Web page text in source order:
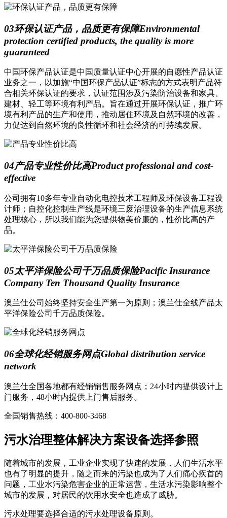
03环保认证产品，品质更有保障Environmental
protection certified products, the quality is more
guaranteed
中国环保产品认证是中国质量认证中心开展的自愿性产品认证
业务之一，以加施“中国环保产品认证”标志的方式表明产品符
合相关环保认证的要求，认证范围涉及污染防治设备和家具、
建材、轻工等环境有利产品。旨在通过开展环保认证，推广环
境有利产品的生产和使用，推动居住环境及自然环境的改善，
力促达到自然环境的良性循环和社会经济的可持续发展。
04产品专业性价比高Product professional and cost-
effective
公司拥有10多年专业自动化电控技术工程师及环保设备工程设
计师；自控化控制生产线是环境三废治理设备的生产信息系统
处理核心，所以我们能为您提供物美价廉的，性价比高的产
品。
05太平洋保险公司千万品质保险Pacific Insurance
Company Ten Thousand Quality Insurance
澳兰仕公司始终坚持安全生产第一为原则；澳兰仕全线产品太
平洋保险公司千万品质保险。
06全球化经销服务网点Global distribution service
network
澳兰仕全国各地都有经销销售服务网点；24小时内提供设计上
门服务，48小时内提供上门售后服务。
全国销售热线：400-800-3468
污水治理整体解决方案设备选择参照
随着城市的发展，工业企业实现了快速的发展，人们生活水平
也有了明显的提升，随之而来的污染也成为了人们痛心疾首的
问题，工业水污染危害企业的正常运营，生活水污染影响整个
城市的发展，对居民的饮用水安全也造成了威胁。
污水处理要选择合适的污水处理设备原则。